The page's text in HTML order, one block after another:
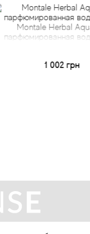
Aquatica
вода 20 мл